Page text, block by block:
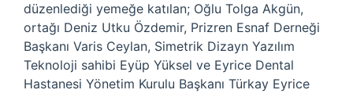
düzenlediği yemeğe katılan; Oğlu Tolga Akgün,
ortağı Deniz Utku Özdemir, Prizren Esnaf Derneği
Başkanı Varis Ceylan, Simetrik Dizayn Yazılım
Teknoloji sahibi Eyüp Yüksel ve Eyrice Dental
Hastanesi Yönetim Kurulu Başkanı Türkay Eyrice